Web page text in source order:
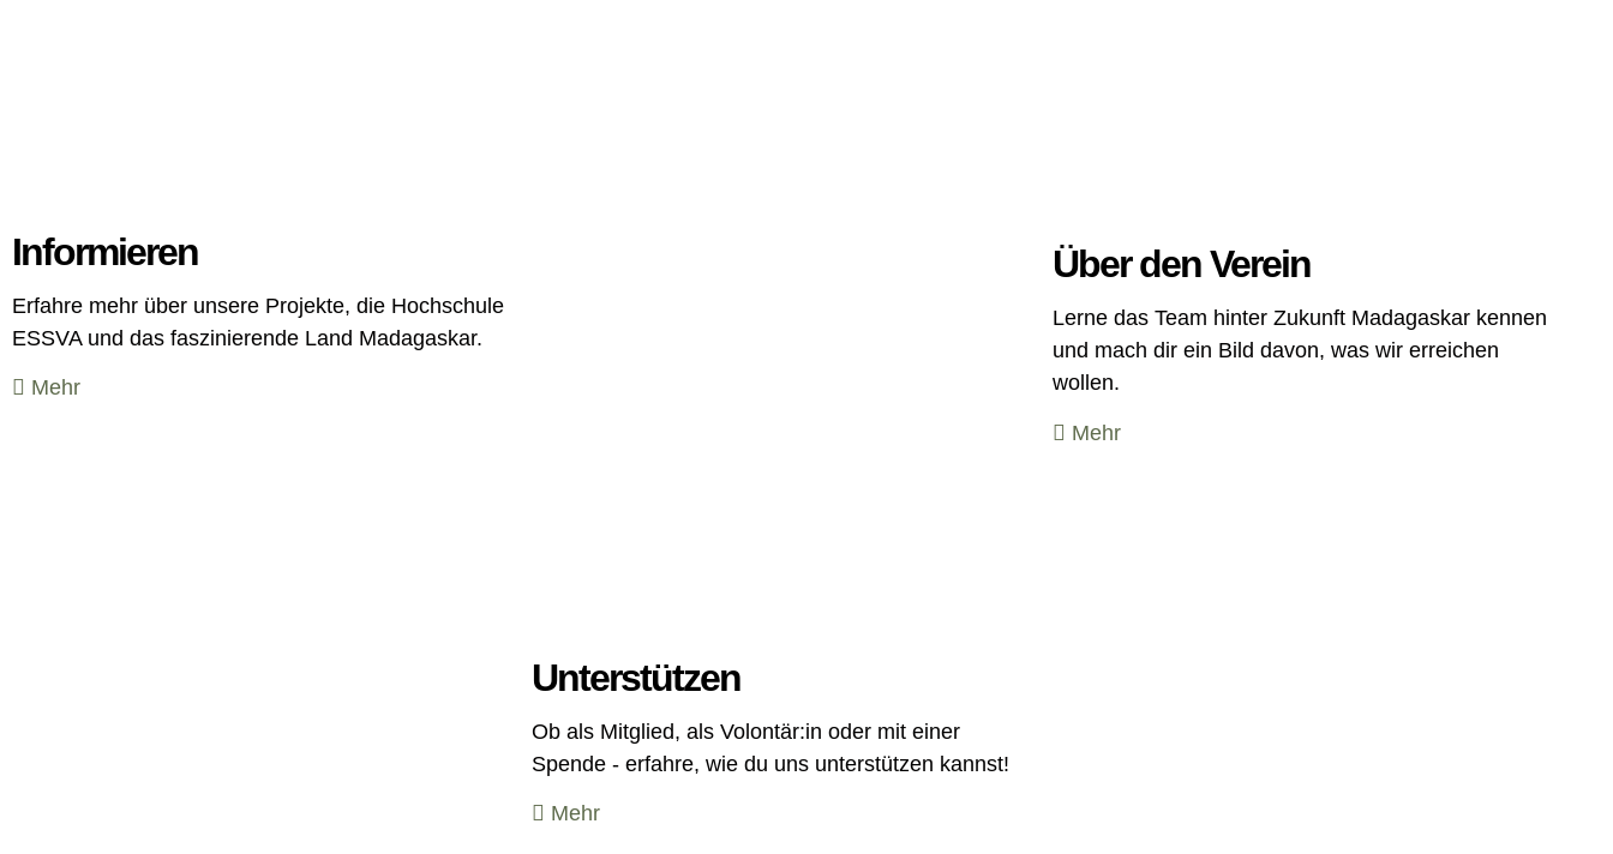
Informieren
Erfahre mehr über unsere Projekte, die Hochschule
ESSVA und das faszinierende Land Madagaskar.
Mehr
Unterstützen
Ob als Mitglied, als Volontär:in oder mit einer
Spende - erfahre, wie du uns unterstützen kannst!
Mehr
Über den Verein
Lerne das Team hinter Zukunft Madagaskar kennen
und mach dir ein Bild davon, was wir erreichen
wollen.
Mehr